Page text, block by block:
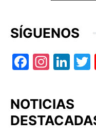
SÍGUENOS
Facebook
NOTICIAS